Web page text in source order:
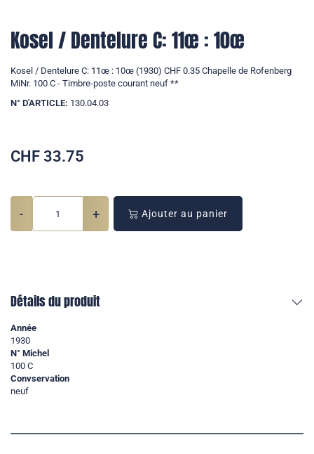
Kosel / Dentelure C: 11œ : 10œ
Kosel / Dentelure C: 11œ : 10œ (1930) CHF 0.35 Chapelle de Rofenberg
MiNr. 100 C - Timbre-poste courant neuf **
N° D'ARTICLE: 130.04.03
CHF 33.75
- + Ajouter au panier
Détails du produit
Année
1930
N° Michel
100 C
Convservation
neuf